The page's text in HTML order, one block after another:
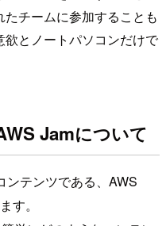
チームに参加することも
とノートパソコンだけで
Jamについて
ンテンツである、AWS
す。